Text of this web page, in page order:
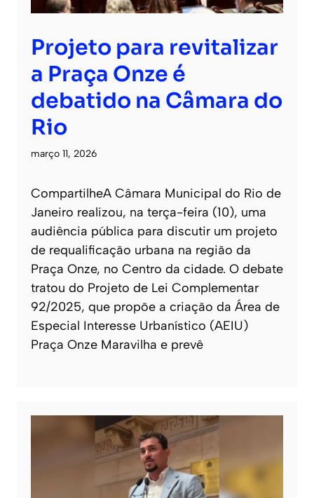
Projeto para revitalizar
a Praça Onze é
debatido na Câmara do
Rio
março 11, 2026
CompartilheA Câmara Municipal do Rio de
Janeiro realizou, na terça-feira (10), uma
audiência pública para discutir um projeto
de requalificação urbana na região da
Praça Onze, no Centro da cidade. O debate
tratou do Projeto de Lei Complementar
92/2025, que propõe a criação da Área de
Especial Interesse Urbanístico (AEIU)
Praça Onze Maravilha e prevê